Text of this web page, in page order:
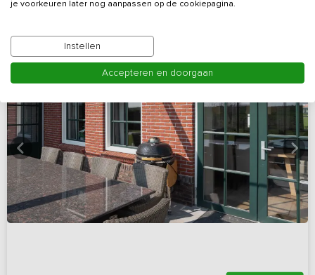
je voorkeuren later nog aanpassen op de cookiepagina.
Instellen
Accepteren en doorgaan